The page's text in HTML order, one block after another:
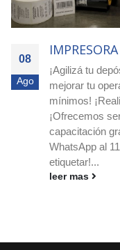
entrega rapida
¡Empezá hoy a
¡Trabajamos sin
a toda Argentina!
propio! ¡Brindamos
¡Escribinos por
qué necesitás